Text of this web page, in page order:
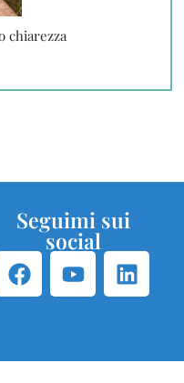
chiarezza
Seguimi sui
social